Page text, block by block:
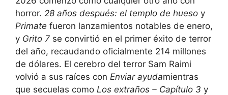
horror. 28 años después: el templo de hueso y
Primate fueron lanzamientos notables de enero,
y Grito 7 se convirtió en el primer éxito de terror
del año, recaudando oficialmente 214 millones
de dólares. El cerebro del terror Sam Raimi
volvió a sus raíces con Enviar ayudamientras
que secuelas como Los extraños – Capítulo 3 y